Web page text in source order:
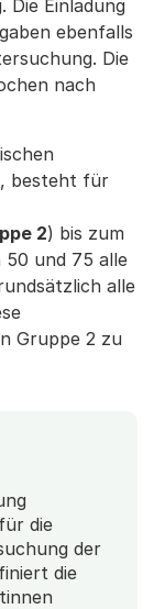
Einladung
ebenfalls
Die
nach
besteht für
2) bis zum
50 und 75 alle
alle
Gruppe 2 zu
die
der
die